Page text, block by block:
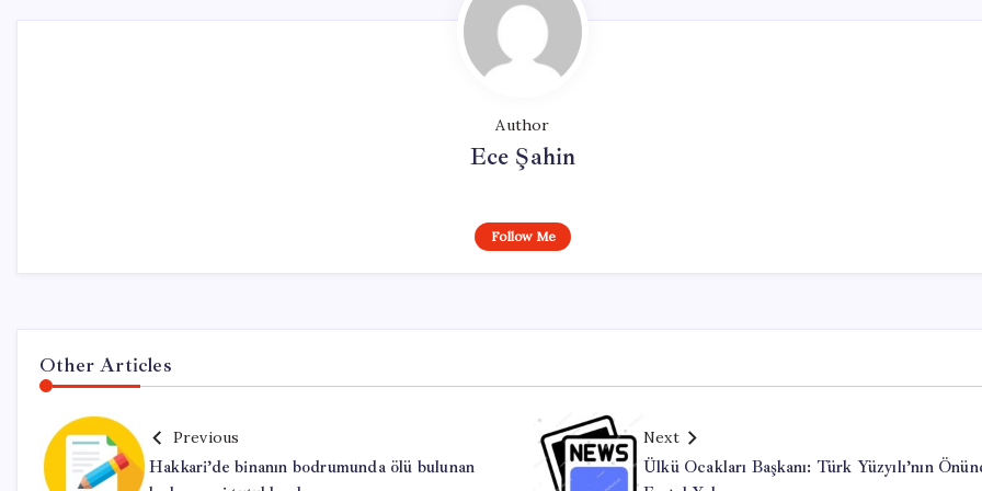
Author
Ece Şahin
Follow Me
Other Articles
Previous
Hakkari’de binanın bodrumunda ölü bulunan
Next
Ülkü Ocakları Başkanı: Türk Yüzyılı’nın